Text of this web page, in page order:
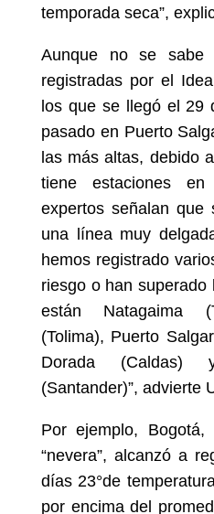
temporada seca”,
Aunque no se sabe
registradas por el
los que se llegó el 29
pasado en Puerto
las más altas, debido
tiene estaciones
expertos señalan que
una línea muy
hemos registrado
riesgo o han superado
están Natagaima
(Tolima), Puerto
Dorada (Caldas) y
(Santander)”, advierte
Por ejemplo,
“nevera”, alcanzó a
días 23°de
por encima del